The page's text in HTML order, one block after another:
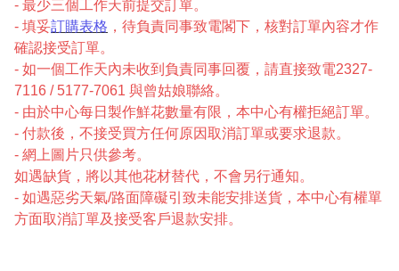
- 最少三個工作天前提交訂單。
- 填妥訂購表格 ，待負責同事致電閣下，核對訂單內容才作
確認接受訂單。
- 如一個工作天內未收到負責同事回覆，請直接致電2327-
7116 / 5177-7061 與曾姑娘聯絡。
- 由於中心每日製作鮮花數量有限，本中心有權拒絕訂單。
- 付款後，不接受買方任何原因取消訂單或要求退款。
- 網上圖片只供參考。
如遇缺貨，將以其他花材替代，不會另行通知。
- 如遇惡劣天氣/路面障礙引致未能安排送貨，本中心有權單
方面取消訂單及接受客戶退款安排。